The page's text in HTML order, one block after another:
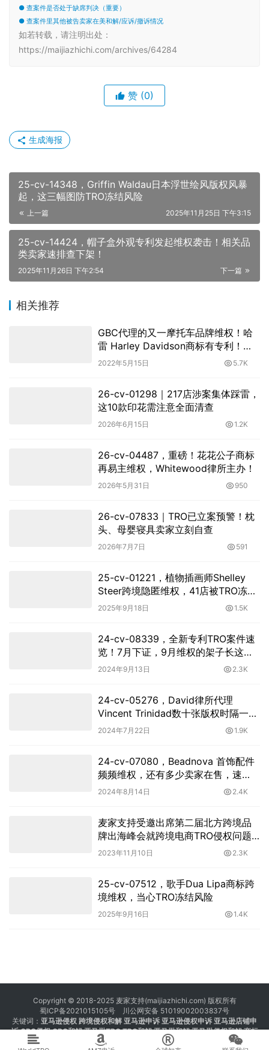
● 查案件是否处于缺席判决（重要）
● 查案件里其他被告卖家在美和解/应诉/撤诉情况
如若转载，请注明出处：
https://maijiazhichi.com/archives/64284
赞 (0)
生成海报
25-cv-14348，Griffin Waldau日本浮世绘风版权风暴
起，这三幅图防TRO冻结风险
上一篇 2025年11月25日 下午3:15
25-cv-14424，帽子盒外观专利发起维权袭击！相关品
类卖家速排查下架！
下一篇
2025年11月26日 下午2:54
相关推荐
GBC代理的又一摩托车品牌维权！哈
雷 Harley Davidson商标有专利！注
意规避！
2022年5月15日 5.7K
26-cv-01298｜217店涉案集体踩雷，
这10款印花需注意全面清查
2026年6月15日 1.2K
26-cv-04487，重磅！花花公子商标
再易主维权，Whitewood律所主办！
2026年5月31日 950
26-cv-07833｜TRO已立案预警！枕
头、母婴寝具卖家立刻自查
2026年7月7日 591
25-cv-01221，植物插画师Shelley
Steer跨境隐匿维权，41店被TRO冻
结！
2025年9月18日 1.5K
24-cv-08339，全新专利TRO案件速
览！7月下证，9月维权的架子长这
样！
2024年9月13日 2.3K
24-cv-05276，David律所代理
Vincent Trinidad数十张版权时隔一年
再次维权！
2024年7月22日 1.9K
24-cv-07080，Beadnova 首饰配件
频频维权，还有多少卖家在售，速
查！
2024年8月14日 2.4K
麦家支持受邀出席第二届北方跨境品
牌出海峰会就跨境电商TRO侵权问题
的若干分享
2023年11月10日 2.3K
25-cv-07512，歌手Dua Lipa商标跨
境维权，当心TRO冻结风险
2025年9月16日 1.4K
Copyright © 2018-2025 麦家支持(maijiazhichi.com) 版权所有
蜀ICP备2021015105号
川公网安备 51019002003837号
关键词： 亚马逊侵权 跨境侵权和解 亚马逊申诉 亚马逊侵权申诉 亚马逊店铺申
诉 GBC侵权 GBC和解 亚马逊TRO TRO和解 亚马逊和解 亚马逊侵权和解商标
注册 专利注册 版权注册